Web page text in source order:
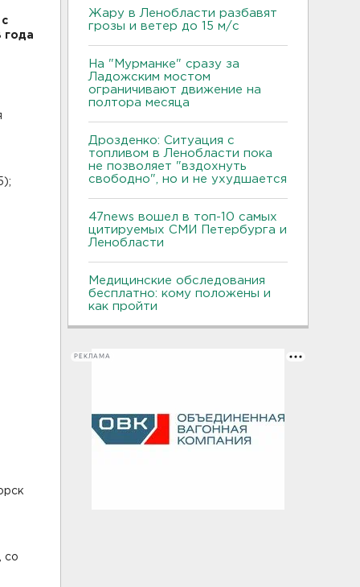
года
со
Жару в Ленобласти разбавят
грозы и ветер до 15 м/с
На "Мурманке" сразу за
Ладожским мостом
ограничивают движение на
полтора месяца
Дрозденко: Ситуация с
топливом в Ленобласти пока
не позволяет "вздохнуть
свободно", но и не ухудшается
47news вошел в топ-10 самых
цитируемых СМИ Петербурга и
Ленобласти
Медицинские обследования
бесплатно: кому положены и
как пройти
РЕКЛАМА